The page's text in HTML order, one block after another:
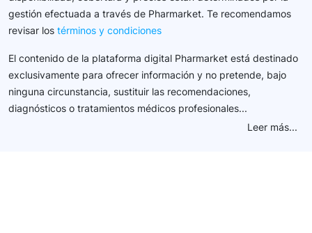
gestión efectuada a través de Pharmarket. Te recomendamos
revisar los términos y condiciones
El contenido de la plataforma digital Pharmarket está destinado
exclusivamente para ofrecer información y no pretende, bajo
ninguna circunstancia, sustituir las recomendaciones,
diagnósticos o tratamientos médicos profesionales...
Leer más...